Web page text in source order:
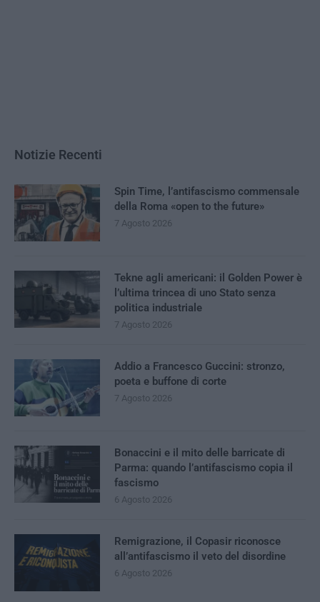
Notizie Recenti
Spin Time, l’antifascismo commensale
della Roma «open to the future»
7 Agosto 2026
Tekne agli americani: il Golden Power è
l’ultima trincea di uno Stato senza
politica industriale
7 Agosto 2026
Addio a Francesco Guccini: stronzo,
poeta e buffone di corte
7 Agosto 2026
Bonaccini e il mito delle barricate di
Parma: quando l’antifascismo copia il
fascismo
6 Agosto 2026
Remigrazione, il Copasir riconosce
all’antifascismo il veto del disordine
6 Agosto 2026